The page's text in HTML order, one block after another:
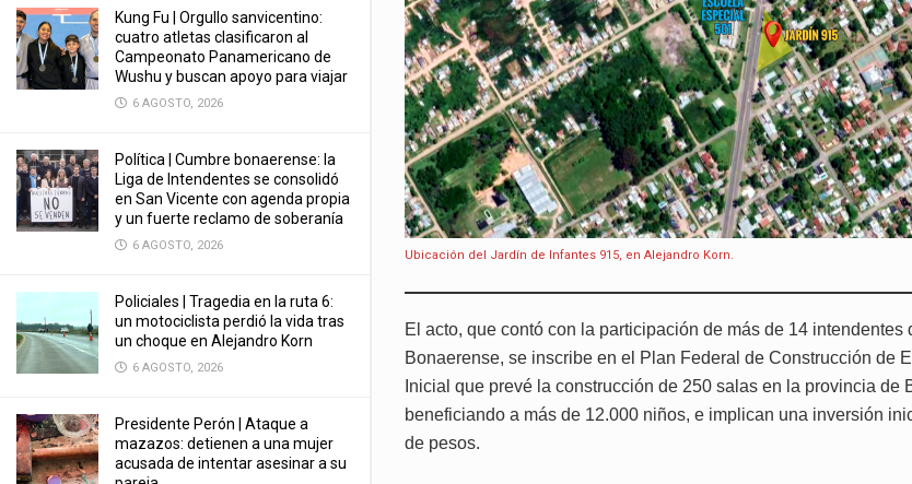
Kung Fu | Orgullo sanvicentino:
cuatro atletas clasificaron al
Campeonato Panamericano de
Wushu y buscan apoyo para viajar
6 AGOSTO, 2026
Política | Cumbre bonaerense: la
Liga de Intendentes se consolidó
en San Vicente con agenda propia
y un fuerte reclamo de soberanía
6 AGOSTO, 2026
Policiales | Tragedia en la ruta 6:
un motociclista perdió la vida tras
un choque en Alejandro Korn
6 AGOSTO, 2026
Presidente Perón | Ataque a
mazazos: detienen a una mujer
acusada de intentar asesinar a su
Ubicación del Jardín de Infantes 915, en Alejandro Korn.
El acto, que contó con la participación de más de 14 intendentes
Bonaerense, se inscribe en el Plan Federal de Construcción de
Inicial que prevé la construcción de 250 salas en la provincia de
beneficiando a más de 12.000 niños, e implican una inversión
de pesos.